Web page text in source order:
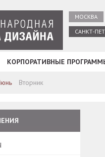
МОСКВА
САНКТ-
КОРПОРАТИВНЫЕ
Вторник